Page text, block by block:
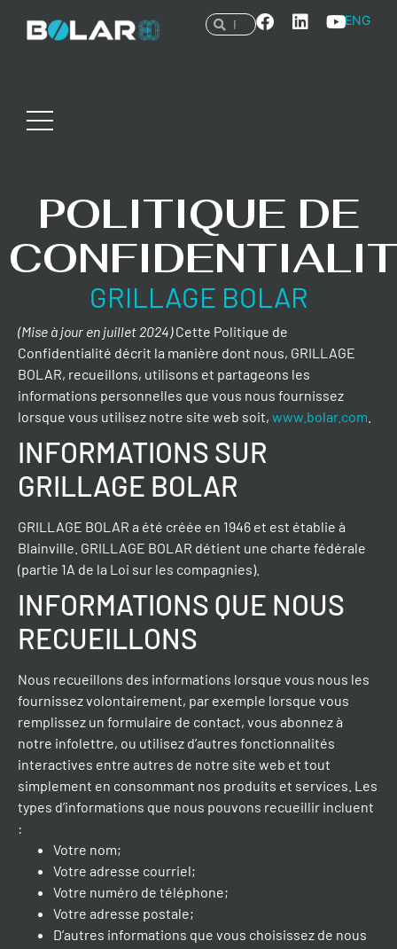
ENG
POLITIQUE DE
GRILLAGE BOLAR
(Mise à jour en juillet 2024)Cette Politique de
Confidentialité décrit la manière dont nous, GRILLAGE
BOLAR, recueillons, utilisons et partageons les
informations personnelles que vous nous fournissez
lorsque vous utilisez notre site web soit, www.bolar.com
INFORMATIONS SUR
GRILLAGE BOLAR
GRILLAGE BOLAR a été créée en 1946 et est établie à
Blainville. GRILLAGE BOLAR détient une charte fédérale
(partie 1A de la Loi sur les compagnies).
INFORMATIONS QUE NOUS
RECUEILLONS
Nous recueillons des informations lorsque vous nous les
fournissez volontairement, par exemple lorsque vous
remplissez un formulaire de contact, vous abonnez à
notre infolettre, ou utilisez d’autres fonctionnalités
interactives entre autres de notre site web et tout
simplement en consommant nos produits et services. Les
types d’informations que nous pouvons recueillir incluent
:
Votre nom;
Votre adresse courriel;
Votre numéro de téléphone;
Votre adresse postale;
D’autres informations que vous choisissez de nous